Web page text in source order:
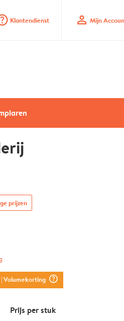
Klantendienst profile Mijn
prijzen
| Volumekorting question_mark_circle
Prijs per stuk